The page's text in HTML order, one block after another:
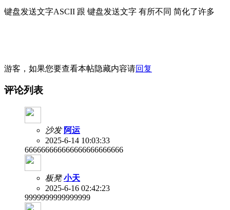
键盘发送文字ASCII 跟 键盘发送文字 有所不同 简化了许多
游客，如果您要查看本帖隐藏内容请回复
评论列表
沙发 阿运
2025-6-14 10:03:33
666666666666666666666666
板凳 小天
2025-6-16 02:42:23
9999999999999999